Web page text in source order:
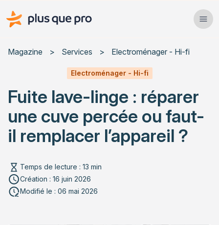
Plus que pro Mag'
Services
Actualités
Rechercher un article
Magazine > Services > Electroménager - Hi-fi
Electroménager - Hi-fi
Fuite lave-linge : réparer
une cuve percée ou faut-
il remplacer l’appareil ?
Temps de lecture : 13 min
Création : 16 juin 2026
Modifié le : 06 mai 2026